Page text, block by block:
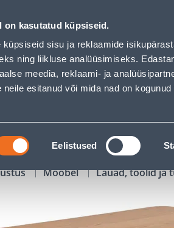
on kasutatud küpsiseid.
küpsiseid sisu ja reklaamide
ning liikluse analüüsimiseks.
meedia, reklaami- ja
neile esitanud või mida nad on
Eelistused
- Bauhof has loaded
Klienditeenindus Teenused
KATALOOGID
Mööbel Lauad, toolid ja